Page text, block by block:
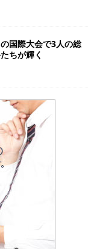
国際大会で3人の総
ちが輝く